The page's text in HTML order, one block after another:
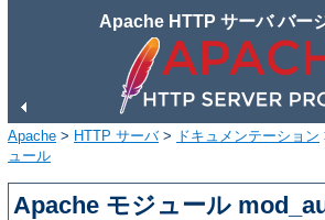
Apache HTTP サーバ バー
Apache > HTTP サーバ> ドキュメンテーション
ュール
Apache モジュール